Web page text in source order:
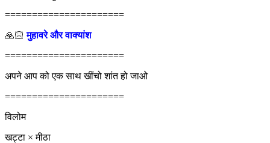
======================
🙏🏻मुहावरे और वाक्यांश
======================
अपने आप को एक साथ खींचो शांत हो जाओ
======================
विलोम
खट्टा × मीठा